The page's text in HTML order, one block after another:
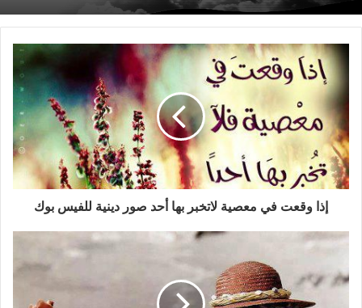
إذا وقعت في معصية لاتخبر بها أحد صور دينية للفيس بوك